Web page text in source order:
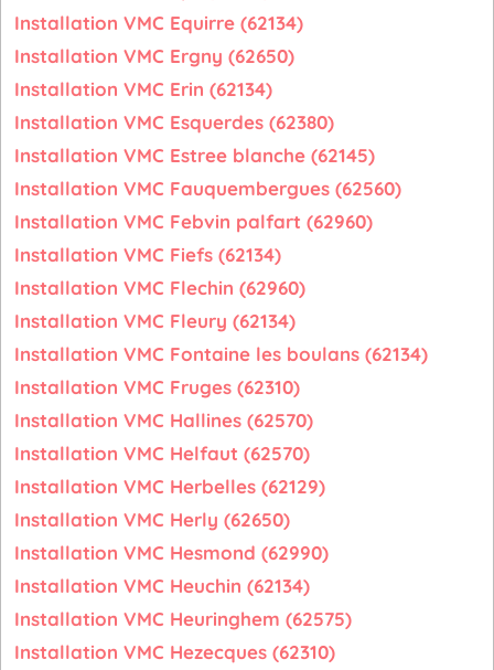
Installation VMC Equirre (62134)
Installation VMC Ergny (62650)
Installation VMC Erin (62134)
Installation VMC Esquerdes (62380)
Installation VMC Estree blanche (62145)
Installation VMC Fauquembergues (62560)
Installation VMC Febvin palfart (62960)
Installation VMC Fiefs (62134)
Installation VMC Flechin (62960)
Installation VMC Fleury (62134)
Installation VMC Fontaine les boulans (62134)
Installation VMC Fruges (62310)
Installation VMC Hallines (62570)
Installation VMC Helfaut (62570)
Installation VMC Herbelles (62129)
Installation VMC Herly (62650)
Installation VMC Hesmond (62990)
Installation VMC Heuchin (62134)
Installation VMC Heuringhem (62575)
Installation VMC Hezecques (62310)